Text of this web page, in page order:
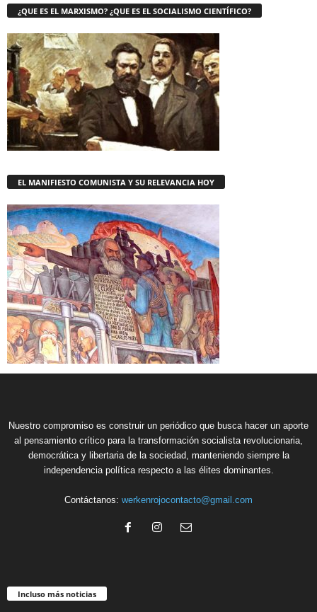
¿QUE ES EL MARXISMO? ¿QUE ES EL SOCIALISMO CIENTÍFICO?
EL MANIFIESTO COMUNISTA Y SU RELEVANCIA HOY
Nuestro compromiso es construir un periódico que busca hacer un aporte
al pensamiento crítico para la transformación socialista revolucionaria,
democrática y libertaria de la sociedad, manteniendo siempre la
independencia política respecto a las élites dominantes.
Contáctanos: werkenrojocontacto@gmail.com
Incluso más noticias